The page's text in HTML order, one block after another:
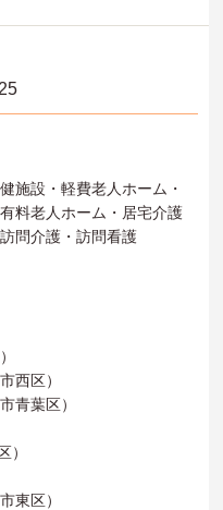
施設・軽費老人ホーム・
料老人ホーム・居宅介護
問介護・訪問看護
西区）
青葉区）
）
東区）